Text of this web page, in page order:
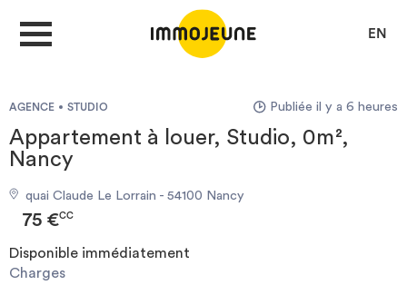
EN
Je cherche un logement
AGENCE STUDIO Publiée il y a 6 heures
Appartement à louer, Studio, 0m²,
Nancy
quai Claude Le Lorrain - 54100 Nancy
75 €CC
Disponible immédiatement
Charges